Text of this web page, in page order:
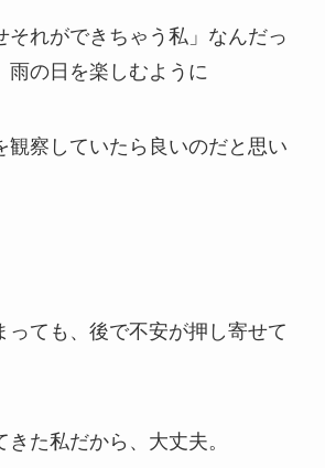
それができちゃう私」なんだっ
雨の日を楽しむように
観察していたら良いのだと思い
っても、後で不安が押し寄せて
た私だから、大丈夫。